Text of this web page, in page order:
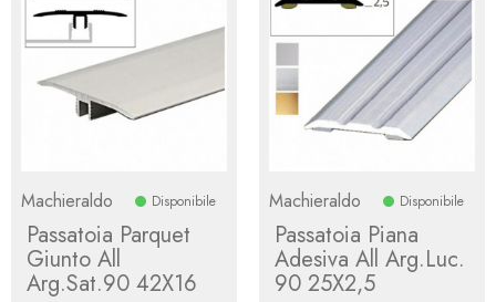
Machieraldo Disponibile
Passatoia Parquet
Giunto All
Arg.Sat.90 42X16
Machieraldo Disponibile
Passatoia Piana
Adesiva All Arg.Luc.
90 25X2,5